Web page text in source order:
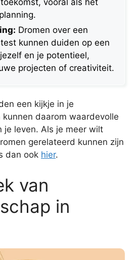
vooral als het
Dromen over een
kunnen duiden op een
en je potentieel,
projecten of creativiteit.
een kijkje in je
daarom waardevolle
je leven. Als je meer wilt
gerelateerd kunnen zijn
dan ook hier.
van
in